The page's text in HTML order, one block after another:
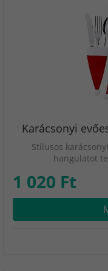
Karácsonyi
Stílusos
hangulatot
1 020 Ft